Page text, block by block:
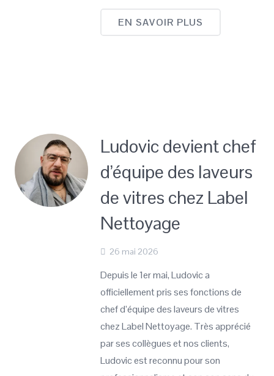
EN SAVOIR PLUS
Ludovic devient chef
d’équipe des laveurs
de vitres chez Label
Nettoyage
26 mai 2026
Depuis le 1er mai, Ludovic a
officiellement pris ses fonctions de
chef d’équipe des laveurs de vitres
chez Label Nettoyage. Très apprécié
par ses collègues et nos clients,
Ludovic est reconnu pour son